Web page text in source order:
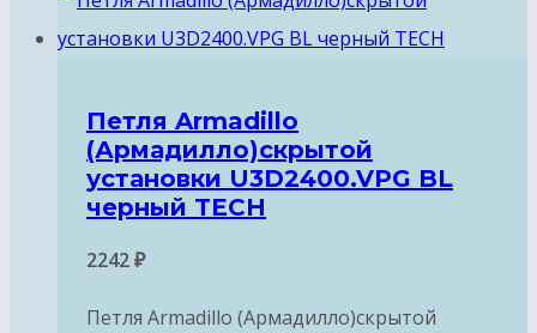
Петля Armadillo
(Армадилло)скрытой
установки U3D2400.VPG BL
черный TECH
2242₽
Петля Armadillo (Армадилло)скрытой